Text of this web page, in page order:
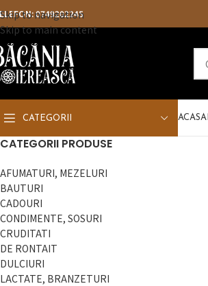
Skip to navigation
Skip to main content
0749202245
CATEGORII ACASA
CATEGORII PRODUSE
AFUMATURI, MEZELURI
BAUTURI
CADOURI
CONDIMENTE, SOSURI
CRUDITATI
DE RONTAIT
DULCIURI
LACTATE, BRANZETURI